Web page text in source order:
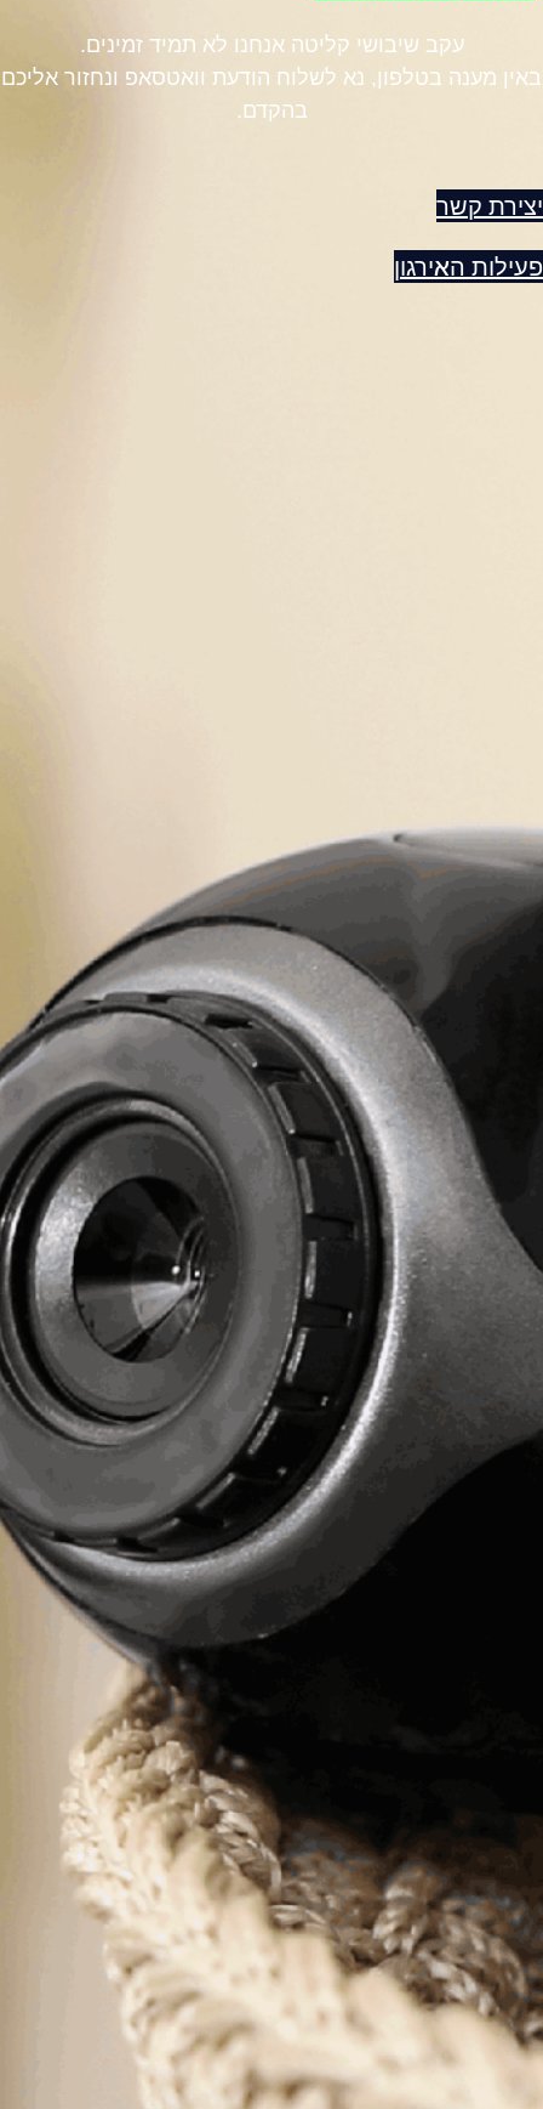
עקב שיבושי קליטה אנחנו לא תמיד זמינים.
באין מענה בטלפון, נא לשלוח הודעת וואטסאפ ונחזור אליכם
בהקדם.
יצירת קשר
פעילות האירגון